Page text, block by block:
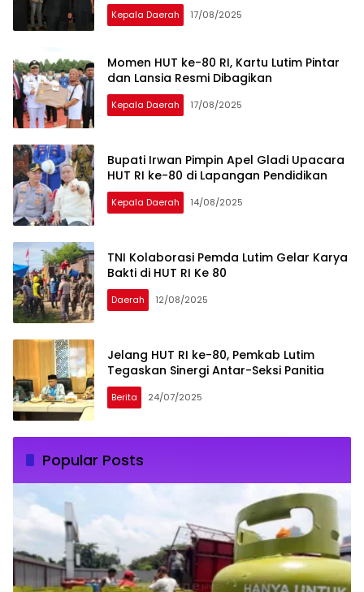
Kepala Daerah 17/08/2025
Momen HUT ke-80 RI, Kartu Lutim Pintar
dan Lansia Resmi Dibagikan
Kepala Daerah 17/08/2025
Bupati Irwan Pimpin Apel Gladi Upacara
HUT RI ke-80 di Lapangan Pendidikan
Kepala Daerah 14/08/2025
TNI Kolaborasi Pemda Lutim Gelar Karya
Bakti di HUT RI Ke 80
Daerah 12/08/2025
Jelang HUT RI ke-80, Pemkab Lutim
Tegaskan Sinergi Antar-Seksi Panitia
Berita 24/07/2025
Popular Posts